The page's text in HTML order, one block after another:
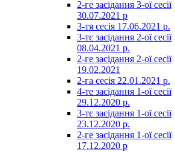
2-ге засідання 3-ої сесії
30.07.2021 р
3-тя сесія 17.06.2021 р.
3-тє засідання 2-ої сесії
08.04.2021 р.
2-ге засідання 2-ої сесії
19.02.2021
2-га сесія 22.01.2021 р.
4-те засідання 1-ої сесії
29.12.2020 р.
3-тє засідання 1-ої сесії
23.12.2020 р.
2-ге засідання 1-ої сесії
17.12.2020 р